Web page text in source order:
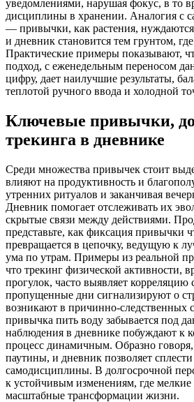
уведомлениями, нарушая фокус, в то
дисциплины в хранении. Аналогия с
— привычки, как растения,
и дневник становится тем грунтом,
Практические примеры показывают,
подход, с еженедельным переносом
цифру, дает наилучшие результаты,
теплотой ручного ввода и холодной
Ключевые привычки,
трекинга в дневнике
Среди множества привычек стоит
влияют на продуктивность и
утренних ритуалов и заканчивая
Дневник помогает отслеживать их
скрытые связи между действиями.
представьте, как фиксация привычки
превращается в цепочку, ведущую к
ума по утрам. Примеры из реальной
что трекинг физической активности,
прогулок, часто выявляет корреляцию
пропущенные дни сигнализируют о
возникают в причинно-следственных
привычка пить воду забывается под
наблюдения в дневнике побуждают к
процесс динамичным. Образно
паутины, и дневник позволяет
самодисциплины. В долгосрочной
к устойчивым изменениям, где
масштабные трансформации жизни.